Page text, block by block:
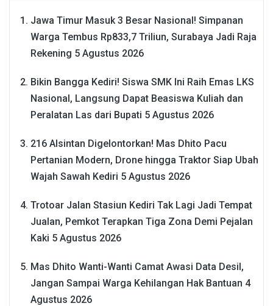
Jawa Timur Masuk 3 Besar Nasional! Simpanan
Warga Tembus Rp833,7 Triliun, Surabaya Jadi Raja
Rekening 5 Agustus 2026
Bikin Bangga Kediri! Siswa SMK Ini Raih Emas LKS
Nasional, Langsung Dapat Beasiswa Kuliah dan
Peralatan Las dari Bupati 5 Agustus 2026
216 Alsintan Digelontorkan! Mas Dhito Pacu
Pertanian Modern, Drone hingga Traktor Siap Ubah
Wajah Sawah Kediri 5 Agustus 2026
Trotoar Jalan Stasiun Kediri Tak Lagi Jadi Tempat
Jualan, Pemkot Terapkan Tiga Zona Demi Pejalan
Kaki 5 Agustus 2026
Mas Dhito Wanti-Wanti Camat Awasi Data Desil,
Jangan Sampai Warga Kehilangan Hak Bantuan 4
Agustus 2026